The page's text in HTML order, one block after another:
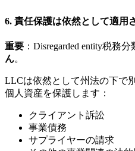
6. 責任保護は依然として適用
重要 ：Disregarded entity税務分
ん。
LLCは依然として州法の下で
個人資産を保護します：
クライアント訴訟
事業債務
サプライヤーの請求